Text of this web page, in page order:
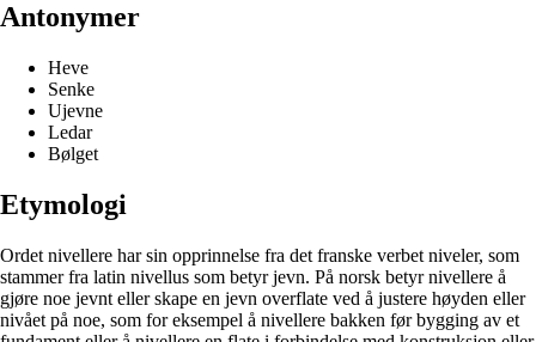
Antonymer
Heve
Senke
Ujevne
Ledar
Bølget
Etymologi
Ordet nivellere har sin opprinnelse fra det franske verbet niveler, som
stammer fra latin nivellus som betyr jevn. På norsk betyr nivellere å
gjøre noe jevnt eller skape en jevn overflate ved å justere høyden eller
nivået på noe, som for eksempel å nivellere bakken før bygging av et